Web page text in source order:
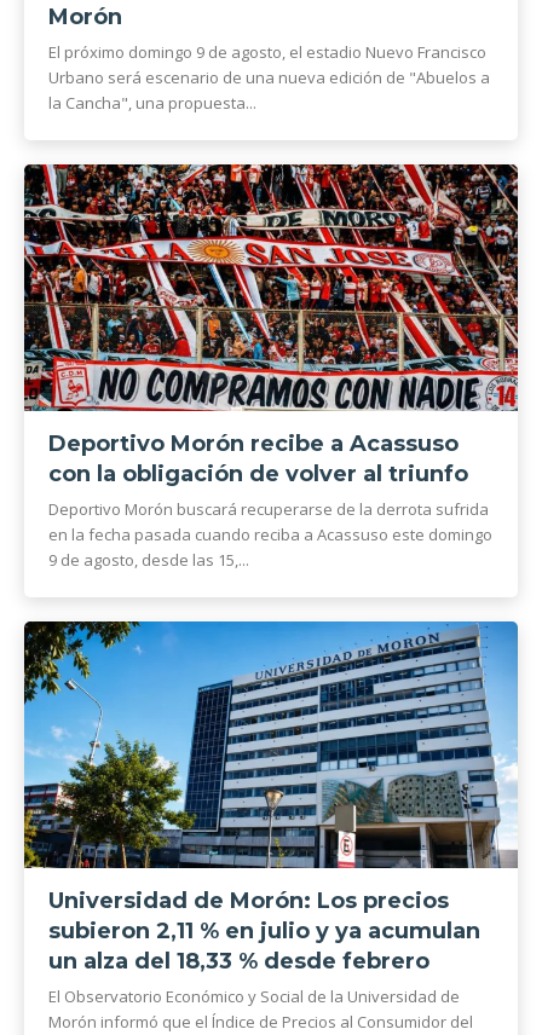
Morón
El próximo domingo 9 de agosto, el estadio Nuevo Francisco
Urbano será escenario de una nueva edición de "Abuelos a
la Cancha", una propuesta...
Deportivo Morón recibe a Acassuso
con la obligación de volver al triunfo
Deportivo Morón buscará recuperarse de la derrota sufrida
en la fecha pasada cuando reciba a Acassuso este domingo
9 de agosto, desde las 15,...
Universidad de Morón: Los precios
subieron 2,11 % en julio y ya acumulan
un alza del 18,33 % desde febrero
El Observatorio Económico y Social de la Universidad de
Morón informó que el Índice de Precios al Consumidor del